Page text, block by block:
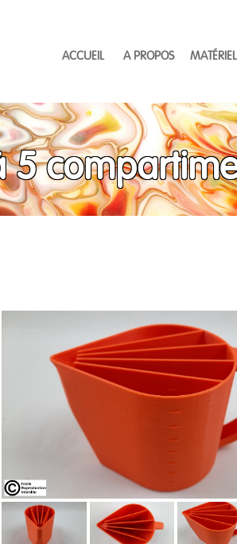
ACCUEIL A PROPOS MATÉRIEL
5